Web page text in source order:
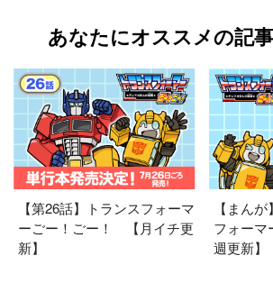
あなたにオススメの記
【第26話】トランスフォーマ
ーごー！ごー！ 【月イチ更
新】
【まん
フォーマ
週更新】